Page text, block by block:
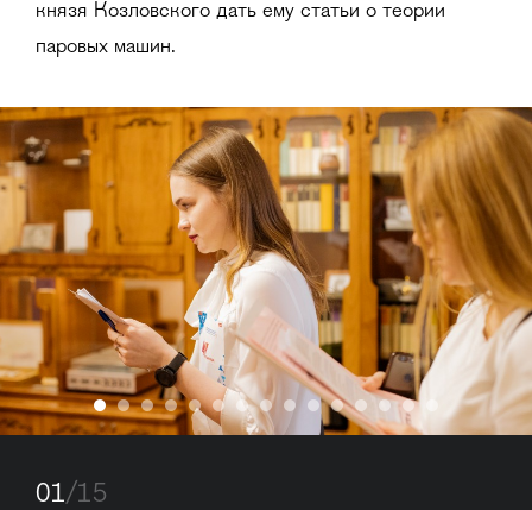
князя Козловского дать ему статьи о теории
паровых машин.
01/15